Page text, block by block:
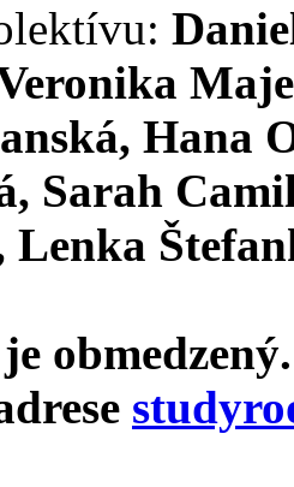
Hana
Sarah
Lenka